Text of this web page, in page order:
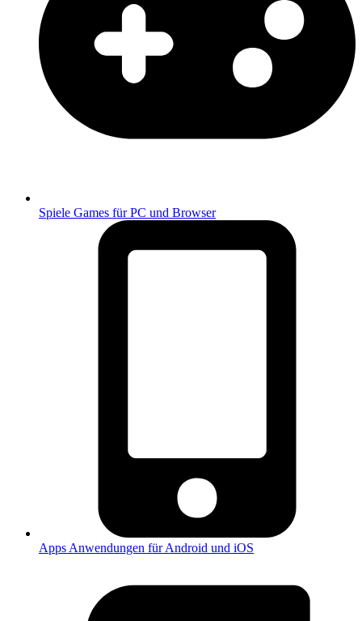
Spiele Games für PC und Browser
Apps Anwendungen für Android und iOS